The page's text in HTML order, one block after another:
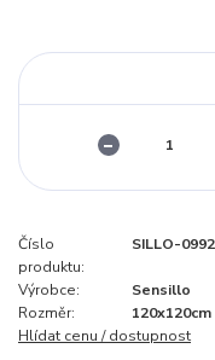
Číslo
produktu:
SILLO-
Výrobce:
Sensillo
Rozměr:
120x120cm
Hlídat cenu / dostupnost